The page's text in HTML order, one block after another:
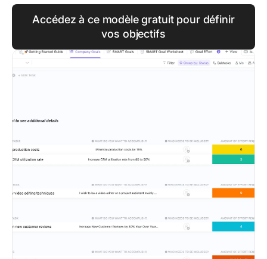
Accédez à ce modèle gratuit pour définir
vos objectifs